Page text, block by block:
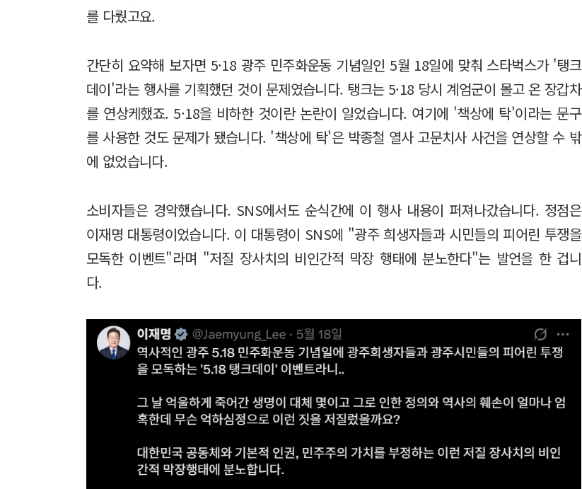
를 다뤘고요.
간단히 요약해 보자면 5·18 광주 민주화운동 기념일인 5월 18일에 맞춰 스타벅스가 '탱크
데이'라는 행사를 기획했던 것이 문제였습니다. 탱크는 5·18 당시 계엄군이 몰고 온 장갑차
를 연상케했죠. 5·18을 비하한 것이란 논란이 일었습니다. 여기에 '책상에 탁'이라는 문구
를 사용한 것도 문제가 됐습니다. '책상에 탁'은 박종철 열사 고문치사 사건을 연상할 수 밖
에 없었습니다.
소비자들은 경악했습니다. SNS에서도 순식간에 이 행사 내용이 퍼져나갔습니다. 정점은
이재명 대통령이었습니다. 이 대통령이 SNS에 "광주 희생자들과 시민들의 피어린 투쟁을
모독한 이벤트"라며 "저질 장사치의 비인간적 막장 행태에 분노한다"는 발언을 한 겁니
다.